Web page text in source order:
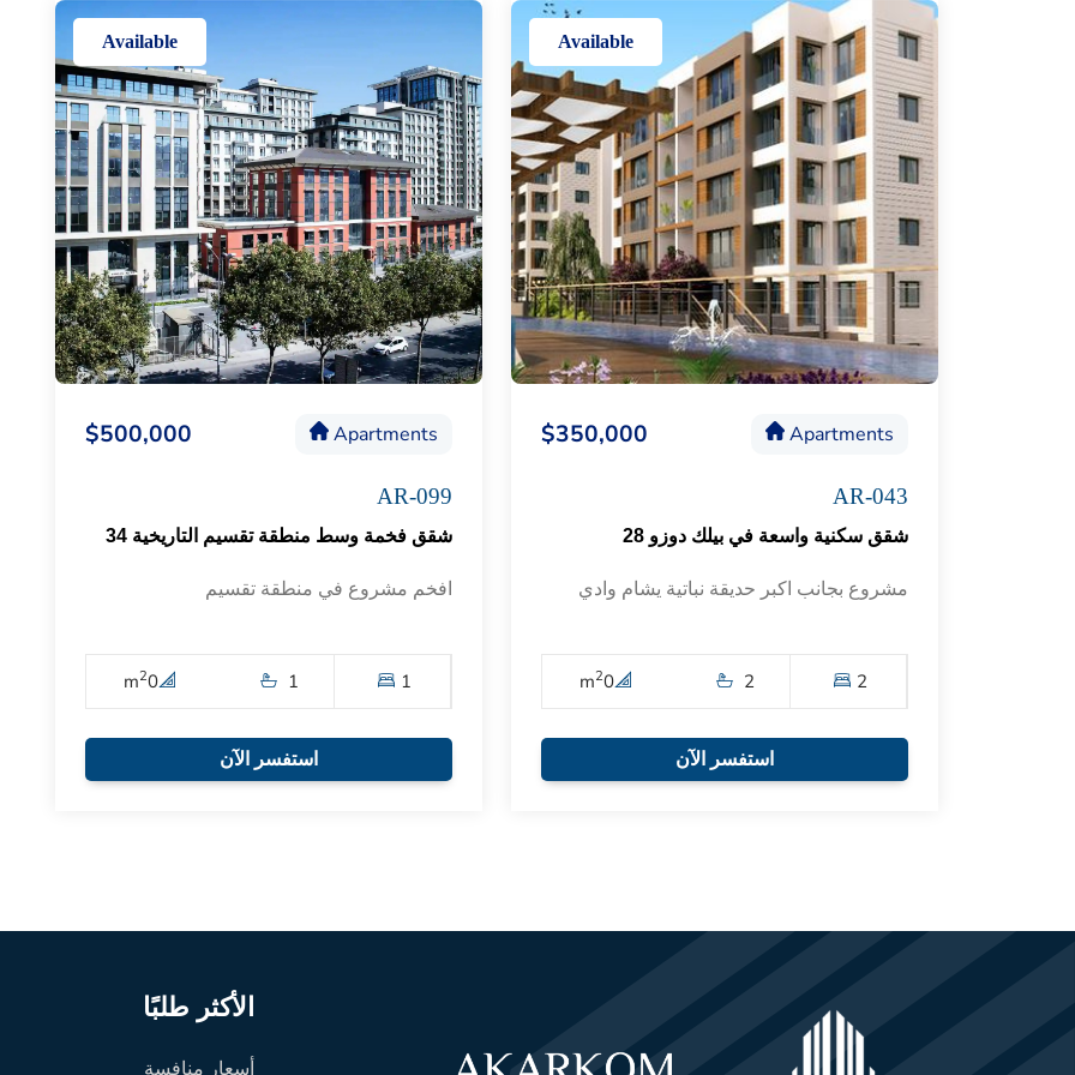
Available
Apartments
$350,000
AR-043
شقق سكنية واسعة في بيلك دوزو 28
مشروع بجانب اكبر حديقة نباتية يشام وادي
2
2
0
m2
استفسر الآن
Available
Apartments
$500,000
AR-099
شقق فخمة وسط منطقة تقسيم التاريخية 34
افخم مشروع في منطقة تقسيم
1
1
0
m2
استفسر الآن
الأكثر طلبًا
أسعار منافسة